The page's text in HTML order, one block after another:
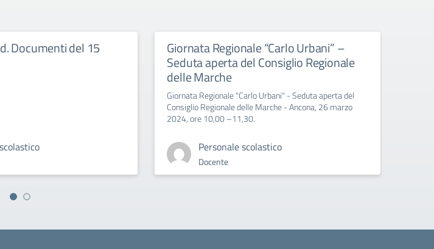
Documenti del 15 Giornata Regionale “Carlo Urbani” –
Seduta aperta del Consiglio Regionale
delle Marche
Giornata Regionale "Carlo Urbani" - Seduta aperta del
Consiglio Regionale delle Marche - Ancona, 26 marzo
2024, ore 10,00 –11,30.
Personale scolastico
Docente